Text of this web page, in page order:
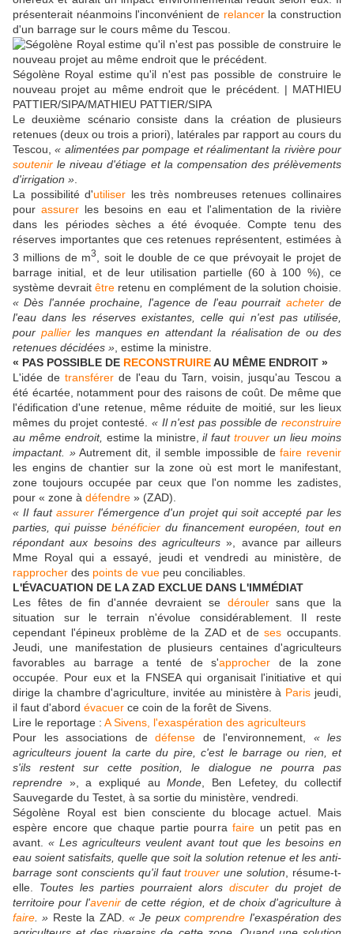
présenterait néanmoins l'inconvénient de relancerla construction
d'un barrage sur le cours même du Tescou.
Ségolène Royal estime qu'il n'est pas possible de construire le
nouveau projet au même endroit que le précédent. | MATHIEU
PATTIER/SIPA/MATHIEU PATTIER/SIPA
Le deuxième scénario consiste dans la création de plusieurs
retenues (deux ou trois a priori), latérales par rapport au cours du
Tescou,« alimentées par pompage et réalimentant la rivière pour
soutenir le niveau d'étiage et la compensation des prélèvements
d'irrigation ».
La possibilité d'utiliser les très nombreuses retenues collinaires
pourassurer les besoins en eau et l'alimentation de la rivière
dans les périodes sèches a été évoquée. Compte tenu des
réserves importantes que ces retenues représentent, estimées à
3 millions de m3
, soit le double de ce que prévoyait le projet de
barrage initial, et de leur utilisation partielle (60 à 100 %), ce
système devrait être retenu en complément de la solution choisie.
« Dès l'année prochaine, l'agence de l'eau pourrait acheterde
l'eau dans les réserves existantes, celle qui n'est pas utilisée,
pour pallierles manques en attendant la réalisation de ou des
retenues décidées » , estime la ministre.
« PAS POSSIBLE DE RECONSTRUIREAU MÊME ENDROIT »
L'idée de transférer de l'eau du Tarn, voisin, jusqu'au Tescou a
été écartée, notamment pour des raisons de coût. De même que
l'édification d'une retenue, même réduite de moitié, sur les lieux
mêmes du projet contesté. « Il n'est pas possible dereconstruire
au même endroit, estime la ministre,il fauttrouver un lieu moins
impactant. »Autrement dit, il semble impossible defaire revenir
les engins de chantier sur la zone où est mort le manifestant,
zone toujours occupée par ceux que l'on nomme les zadistes,
pour « zone à défendre » (ZAD).
« Il faut assurerl'émergence d'un projet qui soit accepté par les
parties, qui puisse bénéficier du financement européen, tout en
répondant aux besoins des agriculteurs », avance par ailleurs
Mme Royal qui a essayé, jeudi et vendredi au ministère, de
rapprocher des points de vue peu conciliables.
L'ÉVACUATION DE LA ZAD EXCLUE DANS L'IMMÉDIAT
Les fêtes de fin d'année devraient se déroulersans que la
situation sur le terrain n'évolue considérablement. Il reste
cependant l'épineux problème de la ZAD et deses occupants.
Jeudi, une manifestation de plusieurs centaines d'agriculteurs
favorables au barrage a tenté de s'approcher de la zone
occupée. Pour eux et la FNSEA qui organisait l'initiative et qui
dirige la chambre d'agriculture, invitée au ministère à Paris jeudi,
il faut d'abord évacuer ce coin de la forêt de Sivens.
Lire le reportage : A Sivens, l'exaspération des agriculteurs
Pour les associations de défense de l'environnement, « les
agriculteurs jouent la carte du pire, c'est le barrage ou rien, et
s'ils restent sur cette position, le dialogue ne pourra pas
reprendre », a expliqué auMonde , Ben Lefetey, du collectif
Sauvegarde du Testet, à sa sortie du ministère, vendredi.
Ségolène Royal est bien consciente du blocage actuel. Mais
espère encore que chaque partie pourrafaire un petit pas en
avant. « Les agriculteurs veulent avant tout que les besoins en
eau soient satisfaits, quelle que soit la solution retenue et les anti-
barrage sont conscients qu'il fauttrouver une solution , résume-t-
elle. Toutes les parties pourraient alors discuter du projet de
territoire pour l'avenir de cette région, et de choix d'agriculture à
faire . » Reste la ZAD.« Je peuxcomprendre l'exaspération des